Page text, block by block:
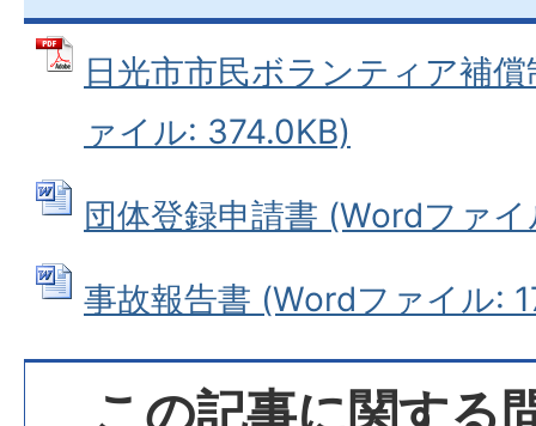
日光市市民ボランティア補
ァイル: 374.0KB)
団体登録申請書 (Wordファ
事故報告書 (Wordファイル:
この記事に関する